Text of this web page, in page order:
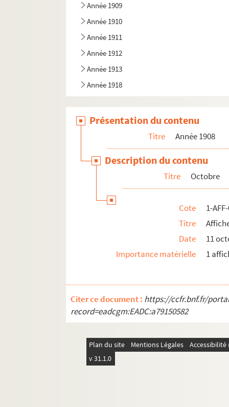
Année 1909
Année 1910
Année 1911
Année 1912
Année 1913
Année 1918
Présentation du contenu
Titre Année 1908
Description du contenu
Titre Octobre
Cote
1-
Titre
Date
11
Importance matérielle
1
Citer ce document : https://ccfr.bnf.fr/
record=eadcgm:EADC:a79150582
Plan du site Mentions Légales
v 31.1.0